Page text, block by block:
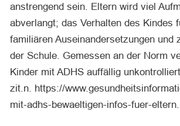
anstrengend sein. Eltern wird viel
abverlangt; das Verhalten des Kindes
familiären Auseinandersetzungen und
der Schule. Gemessen an der Norm
Kinder mit ADHS auffällig
zit.n. https://
mit-adhs-bewaeltigen-infos-fuer-